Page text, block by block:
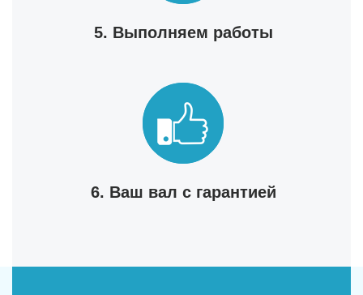
5. Выполняем работы
6. Ваш вал с гарантией